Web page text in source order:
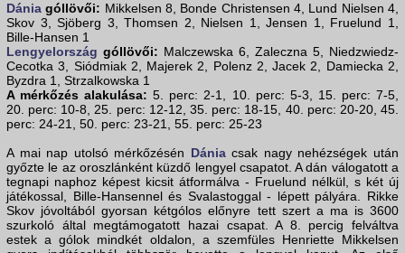
Dánia góllövői: Mikkelsen 8, Bonde Christensen 4, Lund Nielsen 4,
Skov 3, Sjöberg 3, Thomsen 2, Nielsen 1, Jensen 1, Fruelund 1,
Bille-Hansen 1
Lengyelország góllövői: Malczewska 6, Zaleczna 5, Niedzwiedz-
Cecotka 3, Siódmiak 2, Majerek 2, Polenz 2, Jacek 2, Damiecka 2,
Byzdra 1, Strzalkowska 1
A mérkőzés alakulása: 5. perc: 2-1, 10. perc: 5-3, 15. perc: 7-5,
20. perc: 10-8, 25. perc: 12-12, 35. perc: 18-15, 40. perc: 20-20, 45.
perc: 24-21, 50. perc: 23-21, 55. perc: 25-23
A mai nap utolsó mérkőzésén Dániacsak nagy nehézségek után
győzte le az oroszlánként küzdő lengyel csapatot. A dán válogatott a
tegnapi naphoz képest kicsit átformálva - Fruelund nélkül, s két új
játékossal, Bille-Hansennel és Svalastoggal - lépett pályára. Rikke
Skov jóvoltából gyorsan kétgólos előnyre tett szert a ma is 3600
szurkoló által megtámogatott hazai csapat. A 8. percig felváltva
estek a gólok mindkét oldalon, a szemfüles Henriette Mikkelsen